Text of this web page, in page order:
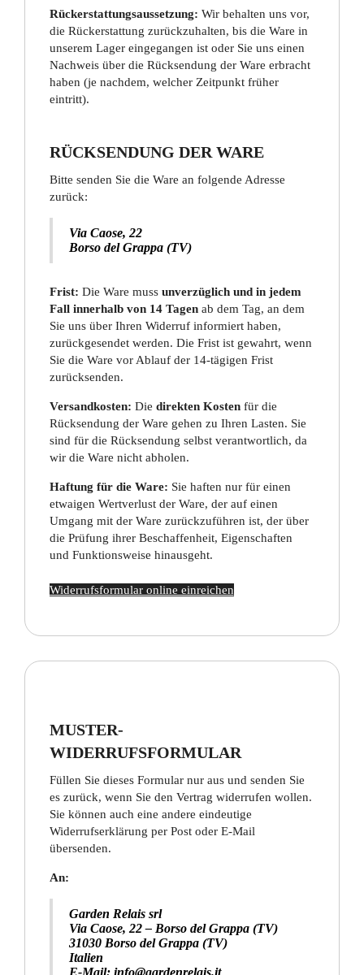
Rückerstattungsaussetzung: Wir behalten uns vor,
die Rückerstattung zurückzuhalten, bis die Ware in
unserem Lager eingegangen ist oder Sie uns einen
Nachweis über die Rücksendung der Ware erbracht
haben (je nachdem, welcher Zeitpunkt früher
eintritt).
RÜCKSENDUNG DER WARE
Bitte senden Sie die Ware an folgende Adresse
zurück:
Via Caose, 22
Borso del Grappa (TV)
Frist: Die Ware muss unverzüglich und in jedem
Fall innerhalb von 14 Tagenab dem Tag, an dem
Sie uns über Ihren Widerruf informiert haben,
zurückgesendet werden. Die Frist ist gewahrt, wenn
Sie die Ware vor Ablauf der 14-tägigen Frist
zurücksenden.
Versandkosten: Die direkten Kostenfür die
Rücksendung der Ware gehen zu Ihren Lasten. Sie
sind für die Rücksendung selbst verantwortlich, da
wir die Ware nicht abholen.
Haftung für die Ware: Sie haften nur für einen
etwaigen Wertverlust der Ware, der auf einen
Umgang mit der Ware zurückzuführen ist, der über
die Prüfung ihrer Beschaffenheit, Eigenschaften
und Funktionsweise hinausgeht.
Widerrufsformular online einreichen
MUSTER-
WIDERRUFSFORMULAR
Füllen Sie dieses Formular nur aus und senden Sie
es zurück, wenn Sie den Vertrag widerrufen wollen.
Sie können auch eine andere eindeutige
Widerrufserklärung per Post oder E-Mail
übersenden.
An:
Garden Relais srl
Via Caose, 22 – Borso del Grappa (TV)
31030 Borso del Grappa (TV)
Italien